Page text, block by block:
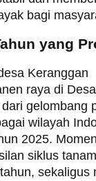
bagi
yang
Keranggan
raya di
gelombang
wilayah
2025.
siklus
sekaligus